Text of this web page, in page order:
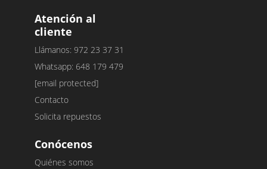
Atención al
cliente
Llámanos: 972 23 37 31
Whatsapp: 648 179 479
[email protected]
Contacto
Solicita repuestos
Conócenos
Quiénes somos